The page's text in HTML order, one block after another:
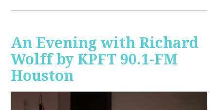
An Evening with Richard
Wolff by KPFT 90.1-FM
Houston